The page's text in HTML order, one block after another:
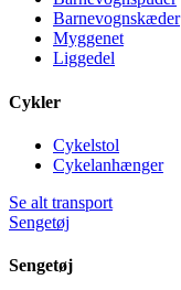
Barnevognskæder
Myggenet
Liggedel
Cykler
Cykelstol
Cykelanhænger
Se alt transport
Sengetøj
Sengetøj